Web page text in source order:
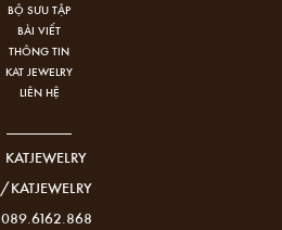
BỘ SƯU TẬP
BÀI VIẾT
THÔNG TIN
KAT JEWELRY
LIÊN HỆ
KATJEWELRY
/KATJEWELRY
089.6162.868